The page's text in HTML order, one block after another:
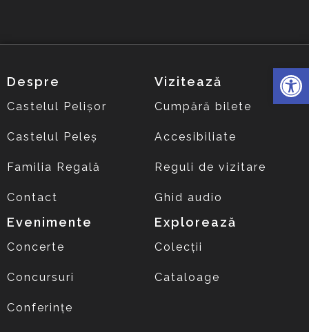
Despre
Castelul Pelișor
Castelul Peleș
Familia Regală
Contact
Vizitează
Cumpără bilete
Accesibiliate
Reguli de vizitare
Ghid audio
Evenimente
Concerte
Concursuri
Conferințe
Explorează
Colecții
Cataloage